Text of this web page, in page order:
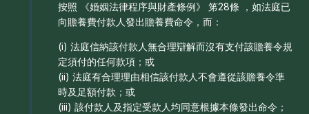
按照 《婚姻法律程序與財產條例》 笫28條 ，如法庭已
向贍養費付款人發出贍養費命令，而：
(i) 法庭信納該付款人無合理辯解而沒有支付該贍養令規
定須付的任何款項；或
(ii) 法庭有合理理由相信該付款人不會遵從該贍養令準
時及足額付款；或
(iii) 該付款人及指定受款人均同意根據本條發出命令；